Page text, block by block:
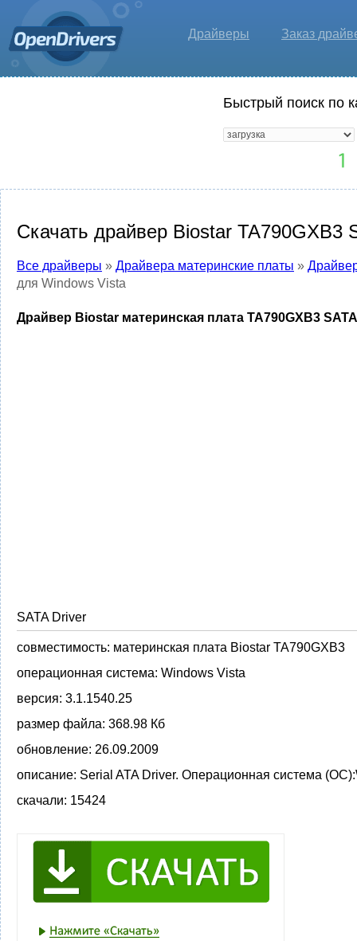
Драйверы Заказ
Быстрый поиск по
Скачать драйвер Biostar TA790GXB3
Все драйверы » Драйвера материнские платы »
для Windows Vista
Драйвер Biostar материнская плата TA790GXB3
SATA Driver
совместимость: материнская плата Biostar TA790GXB3
операционная система: Windows Vista
версия: 3.1.1540.25
размер файла: 368.98 Кб
обновление: 26.09.2009
описание: Serial ATA Driver. Операционная система
скачали: 15424